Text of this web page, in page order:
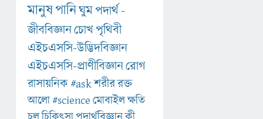
মানুষপানিঘুমপদার্থ-
জীববিজ্ঞানচোখপৃথিবী
এইচএসসি-উদ্ভিদবিজ্ঞান
এইচএসসি-প্রাণীবিজ্ঞানরোগ
রাসায়নিক#askশরীররক্ত
আলো#scienceমোবাইলক্ষতি